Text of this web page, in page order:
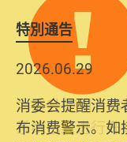
特別通告
2026.06.29
消委会提醒消
布消费警示。如
2025.10.31
为提升使用者
系统已经进行升